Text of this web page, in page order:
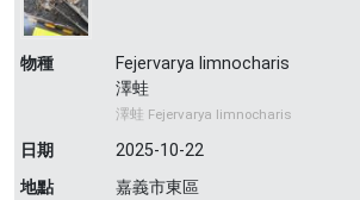
物種
Fejervarya limnocharis
澤蛙
澤蛙 Fejervarya limnocharis
日期
2025-10-22
地點
嘉義市東區